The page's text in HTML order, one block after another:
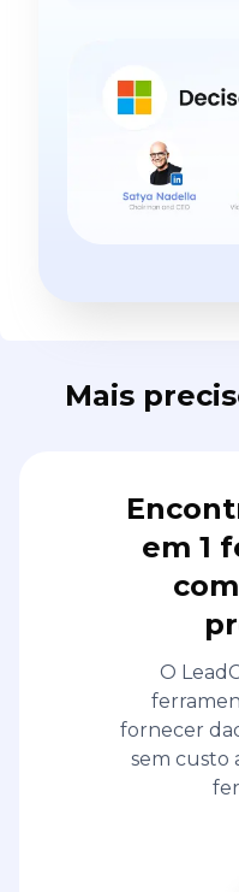
Mais
em 1
O
fornecer
sem custo